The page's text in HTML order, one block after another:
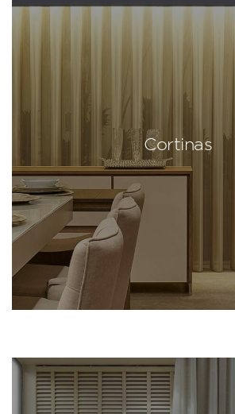
Cortinas